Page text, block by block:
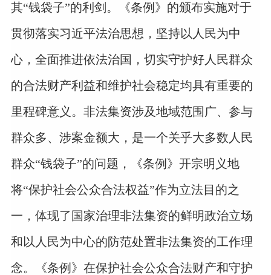
其“钱袋子”的利剑。《条例》的颁布实施对于
贯彻落实习近平法治思想，坚持以人民为中
心，全面推进依法治国，切实守护好人民群众
的合法财产利益和维护社会稳定均具有重要的
里程碑意义。非法集资涉及地域范围广、参与
群众多、涉案金额大，是一个关乎大多数人民
群众“钱袋子”的问题，《条例》开宗明义地
将“保护社会公众合法权益”作为立法目的之
一，体现了国家治理非法集资的鲜明政治立场
和以人民为中心的防范处置非法集资的工作理
念。《条例》在保护社会公众合法财产和守护